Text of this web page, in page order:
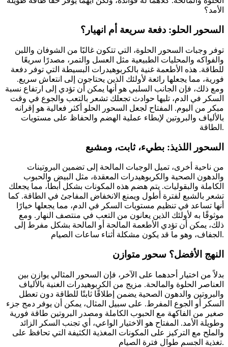
الأمد؟
السحور الحلو: دفعة سريعة أم انهيار؟
توفر وجبات السحور الحلوة، التي تتكون غالبًا من الشوفان واللبن
والفواكه والمحليات الطبيعية مثل العسل والتمر، مصدرًا سريعًا
للطاقة. هذه الأطعمة غنية بالكربوهيدرات البسيطة التي توفر دفعة
فورية، مما يجعلها رائعة لأولئك الذين يحتاجون إلى انتعاش سريع.
ومع ذلك، فإن الجانب السلبي هو أنها يمكن أن تؤدي إلى ارتفاع نسبة
السكر في الدم، تليها حوادث تجعلك تشعر بالتعب والجوع في وقت
مبكر من اليوم. المفتاح لجعل السحور الحلو أكثر فعالية هو إقرانه
بالألياف والبروتين لإبطاء عملية الهضم والحفاظ على مستويات
الطاقة.
السحور اللذيذ: بطيء، ثابت، ومشبع
من ناحية أخرى، تميل الوجبات المالحة إلى تضمين البروتينات
والدهون الصحية والكربوهيدرات المعقدة، مثل البيض والحبوب
الكاملة والبقوليات. يتم هضم هذه المكونات بشكل أبطأ، مما يجعلك
تشعر بالشبع لفترة أطول ويمنع الانخفاض المفاجئ في الطاقة. كما
أنها تساعد في تنظيم مستويات السكر في الدم، مما يجعلها خيارًا
موثوقًا به لأولئك الذين يعانون من التعب في منتصف النهار. ومع
ذلك، يمكن أن تؤدي الأطعمة المالحة أو المالحة بشكل مفرط إلى
الجفاف، وهو ما قد يكون مشكلة أثناء ساعات الصيام.
النهج الأفضل؟ سحور متوازن
بدلاً من اختيار أحدهما على الآخر، فإن السحور المثالي يوازن بين
العناصر الحلوة والمالحة. مزيج من الكربوهيدرات الغنية بالألياف
والبروتين والدهون الصحية يضمن إطلاقًا ثابتًا للطاقة دون تعطل
السكر أو الجوع المفرط. على سبيل المثال، يمكن أن يوفر دمج جزء
صغير من الفاكهة مع الحبوب الكاملة ومصدر البروتين طاقة فورية
وطويلة الأمد. المفتاح هو الاختيار الواعي، أي تجنب السكر الزائد
والملح مع التركيز على المكونات المغذية الكثيفة التي تحافظ على
تغذية الجسم طوال فترة الصيام.